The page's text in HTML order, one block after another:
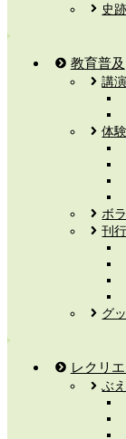
史
教育普及
講
体
ボ
刊
グ
レクリ
ぶ